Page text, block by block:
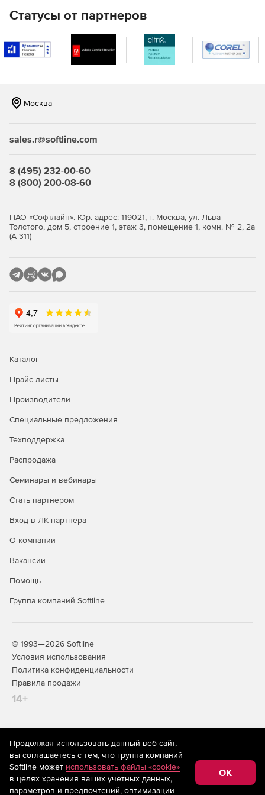
непрерывной компиляции .NET-кода в среде Visual
Studio. Платформа Visual Studio выполняет
компиляцию измененного проекта и всех зависимых
от него проектов, а Red Gate .NET Demon проверяет,
имеют ли эти изменения отношение к публичному
Silverlight.
кода стороннего ПО, генерации файлов PDB для
динамической декомпиляции в Microsoft Visual Studio.
Включает в себя настольную версию Red Gate .NET
Reflector и расширение Visual Studio. Приложение
для платформы Microsoft .NET, который может
использоваться в рамках процедур обзора, анализа,
SQL Connect
Microsoft Visual Studio, упрощающий процессы
Connect позволяет работать над кодом баз данных в
модуль для SQL Server Management Studio, Query
автоматизировать поиск объекта по его
наименованию, синтаксиса базы данных, сниппетов с
Layout автоматически обеспечивает легкую
незнакомыми скриптами.
автоматической отчетности об обнаруженных
Функции Red Gate SmartAssembly позволяют
выполнять защиту и обфускацию .NET-кода, а также
использовании реализованных в приложениях
Статусы от партнеров
Москва
sales.r@softline.com
8 (495) 232-00-60
8 (800) 200-08-60
ПАО «Софтлайн». Юр. адрес: 119021, г. Москва, ул. Льва
Толстого, дом 5, строение 1, этаж 3, помещение 1, комн. № 2, 2а
(А-311)
Каталог
Прайс-листы
Производители
Специальные предложения
Техподдержка
Распродажа
Семинары и вебинары
Стать партнером
Вход в ЛК партнера
О компании
Вакансии
Помощь
Группа компаний Softline
© 1993—2026 Softline
Условия использования
Политика конфиденциальности
Правила продажи
14+
На информационном ресурсе store.softline.ru применяются
рекомендательные технологии
(информационные технологии
предоставления информации на основе сбора,
систематизации и анализа сведений, относящихся к
предпочтениям пользователей сети «Интернет»,
находящихся на территории Российской Федерации)
Продолжая использовать данный веб-сайт,
вы соглашаетесь с тем, что группа компаний
Softline может использовать файлы «cookie»
в целях хранения ваших учетных данных,
параметров и предпочтений, оптимизации
OK